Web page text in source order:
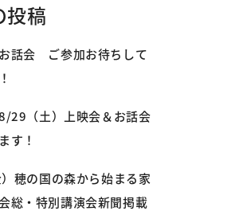
投稿
お話会 ご参加お待ちして
29（土）上映会＆お話会
す！
穂の国の森から始まる家
総・特別講演会新聞掲載